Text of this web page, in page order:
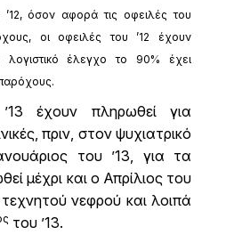
’12, όσον αφορά τις οφειλές του
οι οφειλές του ’12 έχουν
έλεγχο το 90% έχει
έχουν πληρωθεί για
πριν, στον ψυχιατρικό
του ’13, για τα
μέχρι και ο Απρίλιος του
τεχνητού νεφρού και λοιπά
του ’13.